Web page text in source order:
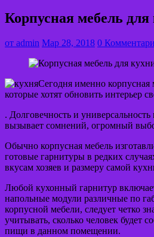
Корпусная мебель для
от admin Мар 28, 2018 0
Сегодня именно корпусная
которые хотят обновить интерьер
. Долговечность и
вызывает сомнений, огромный
Обычно корпусная мебель
готовые гарнитуры в редких
вкусам хозяев и размеру самой
Любой кухонный гарнитур
напольные модули различные по
корпусной мебели, следует четко
учитывать, сколько человек будет
пищи в данном помещении.